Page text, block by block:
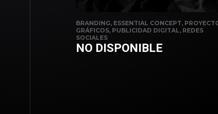
BRANDING, ESSENTIAL CONCEPT,
GRÁFICOS, PUBLICIDAD DIGITAL, REDES
SOCIALES
NO DISPONIBLE